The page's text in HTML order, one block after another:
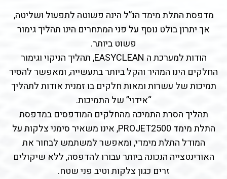
מדפסת התלת מימד הנ”ל הינה פשוטה לתפעול ושליטה,
אך יתרון בולט נוסף על פני המתחרים הינו תהליך גימור
פשוט ביותר.
הודות למערכת ה EASYCLEAN, תהליך הניקוי וגימור
החלקים הינו המהיר והקל ביותר בתעשייה, ומאפשר להסיר
תמיכות של עשרות ומאות חלקים בו זמנית אודות לתהליך
“אידוי” של התמיכות.
תהליך הסרת התמיכה מהחלקים המודפסים במדפסת
התלת מימד PROJET2500, אינו משאיר סימני צלקות על
המודל התלת מימדי, ומאפשר למשתמש לבחור את
האורינטצייה הנכונה ביותר עבורו להדפסה, ללא שיקולים
זרים כגון צלקות וטיב פני שטח.